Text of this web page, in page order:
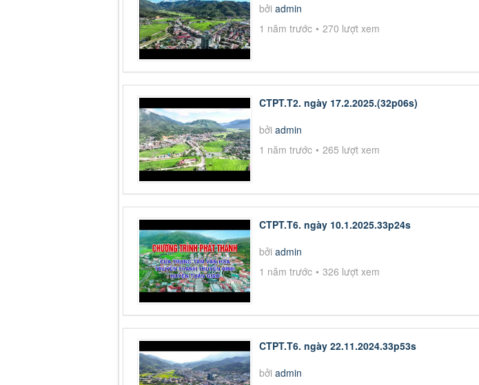
bởi admin
1 năm trước
270 lượt xem
CTPT.T2. ngày 17.2.2025.(32p06s)
bởi admin
1 năm trước
265 lượt xem
CTPT.T6. ngày 10.1.2025.33p24s
bởi admin
1 năm trước
326 lượt xem
CTPT.T6. ngày 22.11.2024.33p53s
bởi admin